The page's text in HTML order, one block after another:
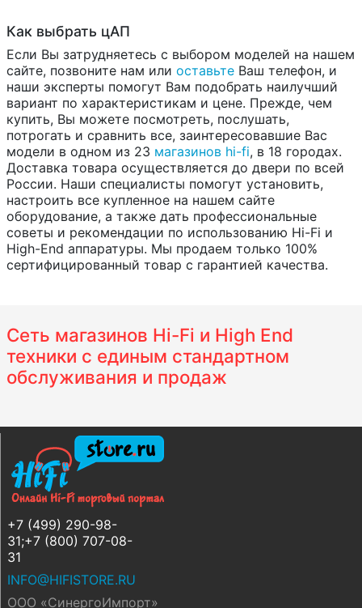
Как выбрать цАП
Если Вы затрудняетесь с выбором моделей на нашем
сайте, позвоните нам или оставьте Ваш телефон, и
наши эксперты помогут Вам подобрать наилучший
вариант по характеристикам и цене. Прежде, чем
купить, Вы можете посмотреть, послушать,
потрогать и сравнить все, заинтересовавшие Вас
модели в одном из 23 магазинов hi-fi, в 18 городах.
Доставка товара осуществляется до двери по всей
России. Наши специалисты помогут установить,
настроить все купленное на нашем сайте
оборудование, а также дать профессиональные
советы и рекомендации по использованию Hi-Fi и
High-End аппаратуры. Мы продаем только 100%
сертифицированный товар с гарантией качества.
Сеть магазинов Hi-Fi и High End
техники с единым стандартном
обслуживания и продаж
+7 (499) 290-98-
31;+7 (800) 707-08-
31
INFO@HIFISTORE.RU
ООО «СинергоИмпорт»